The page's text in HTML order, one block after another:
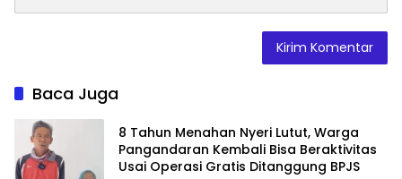
Baca Juga
8 Tahun Menahan Nyeri Lutut, Warga
Pangandaran Kembali Bisa Beraktivitas
Usai Operasi Gratis Ditanggung BPJS